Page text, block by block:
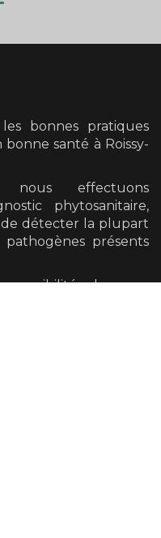
bonnes pratiques
bonne santé à Roissy-
effectuons
phytosanitaire,
détecter la plupart
présents
possibilité de vous